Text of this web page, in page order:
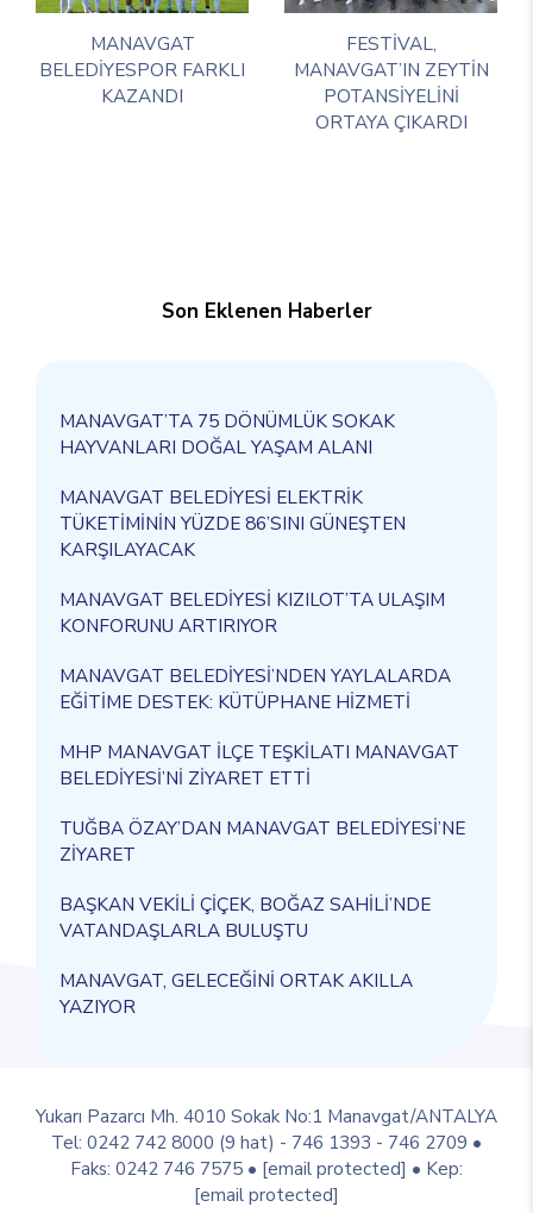
MANAVGAT
BELEDİYESPOR FARKLI
KAZANDI
FESTİVAL,
MANAVGAT’IN ZEYTİN
POTANSİYELİNİ
ORTAYA ÇIKARDI
Son Eklenen Haberler
MANAVGAT’TA 75 DÖNÜMLÜK SOKAK
HAYVANLARI DOĞAL YAŞAM ALANI
MANAVGAT BELEDİYESİ ELEKTRİK
TÜKETİMİNİN YÜZDE 86’SINI GÜNEŞTEN
KARŞILAYACAK
MANAVGAT BELEDİYESİ KIZILOT’TA ULAŞIM
KONFORUNU ARTIRIYOR
MANAVGAT BELEDİYESİ’NDEN YAYLALARDA
EĞİTİME DESTEK: KÜTÜPHANE HİZMETİ
MHP MANAVGAT İLÇE TEŞKİLATI MANAVGAT
BELEDİYESİ’Nİ ZİYARET ETTİ
TUĞBA ÖZAY’DAN MANAVGAT BELEDİYESİ’NE
ZİYARET
BAŞKAN VEKİLİ ÇİÇEK, BOĞAZ SAHİLİ’NDE
VATANDAŞLARLA BULUŞTU
MANAVGAT, GELECEĞİNİ ORTAK AKILLA
YAZIYOR
Yukarı Pazarcı Mh. 4010 Sokak No:1 Manavgat/ANTALYA
Tel: 0242 742 8000 (9 hat) - 746 1393 - 746 2709 •
Faks: 0242 746 7575 • [email protected] • Kep:
[email protected]